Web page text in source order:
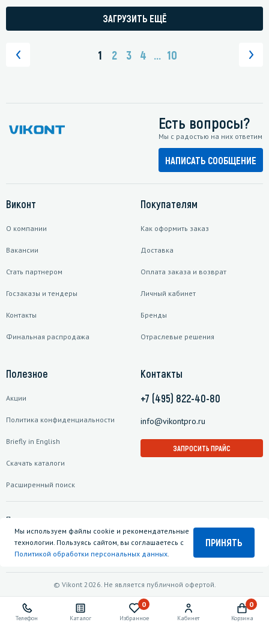
Телефон Каталог
0
Избранное Кабинет
0
Корзина
ЗАГРУЗИТЬ ЕЩЁ
1 2 3 4 ... 10
Есть вопросы?
Мы с радостью на них ответим
НАПИСАТЬ СООБЩЕНИЕ
Виконт
О компании
Вакансии
Стать партнером
Госзаказы и тендеры
Контакты
Финальная распродажа
Покупателям
Как оформить заказ
Доставка
Оплата заказа и возврат
Личный кабинет
Бренды
Отраслевые решения
Полезное
Акции
Политика конфиденциальности
Briefly in English
Скачать каталоги
Расширенный поиск
Контакты
+7 (495) 822-40-80
info@vikontpro.ru
ЗАПРОСИТЬ ПРАЙС
© Vikont 2026. Не является публичной офертой.
Подписаться на рассылку
Мы используем файлы cookie и рекомендательные
технологии. Пользуясь сайтом, вы соглашаетесь с
Политикой обработки персональных данных.
ПРИНЯТЬ